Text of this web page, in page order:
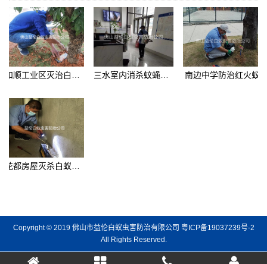
南边中学防治红火蚁
Copyright © 2019 佛山市益伦白蚁虫害防治有限公司 粤ICP备19037239号-2
All Rights Reserved.